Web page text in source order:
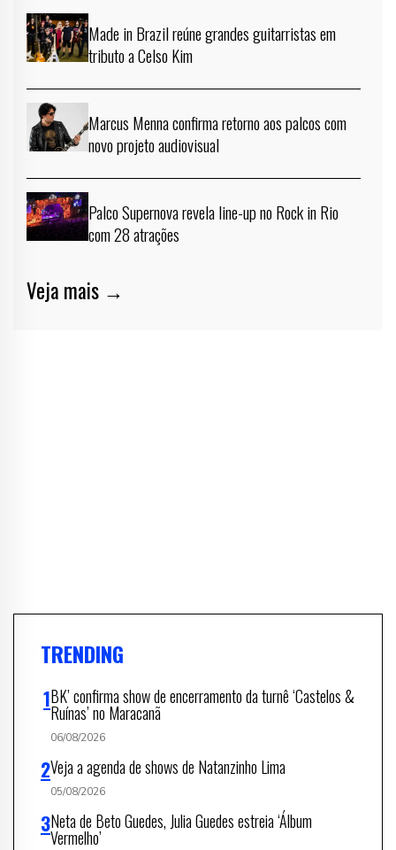
Made in Brazil reúne grandes guitarristas em
tributo a Celso Kim
Marcus Menna confirma retorno aos palcos com
novo projeto audiovisual
Palco Supernova revela line-up no Rock in Rio
com 28 atrações
Veja mais →
TRENDING
BK’ confirma show de encerramento da turnê ‘Castelos &
Ruínas’ no Maracanã
06/08/2026
Veja a agenda de shows de Natanzinho Lima
05/08/2026
Neta de Beto Guedes, Julia Guedes estreia ‘Álbum
Vermelho’